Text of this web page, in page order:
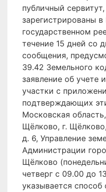
публичный
зарегистрированы
государственном
течение 15 дней со
сообщения,
39.42 Земельного
заявление об учете
участки с
подтверждающих
Московская
Щёлково, г.
д. 6, Управление
Администрации
Щёлково
четверг с 09.00 до
указывается способ